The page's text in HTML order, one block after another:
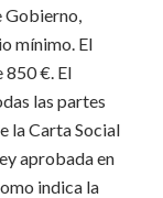
Gobierno,
mínimo. El
850 €. El
las partes
la Carta Social
aprobada en
indica la